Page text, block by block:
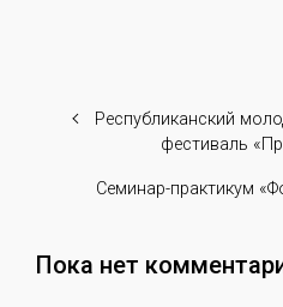
Республиканский
фестиваль
Семинар-практикум
Пока нет